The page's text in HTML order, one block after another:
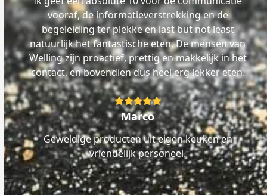
vooraf, de informatieverstrekking en de
begeleiding ter plekke en last but not least
natuurlijk het fantastische eten. De mensen van
Welling zijn proactief, prettig en makkelijk in het
contact, en bovendien dus heel erg lekker eten.
Rating:
5 Marco
Geweldige producten uit eigen keuken en
vriendelijk personeel.